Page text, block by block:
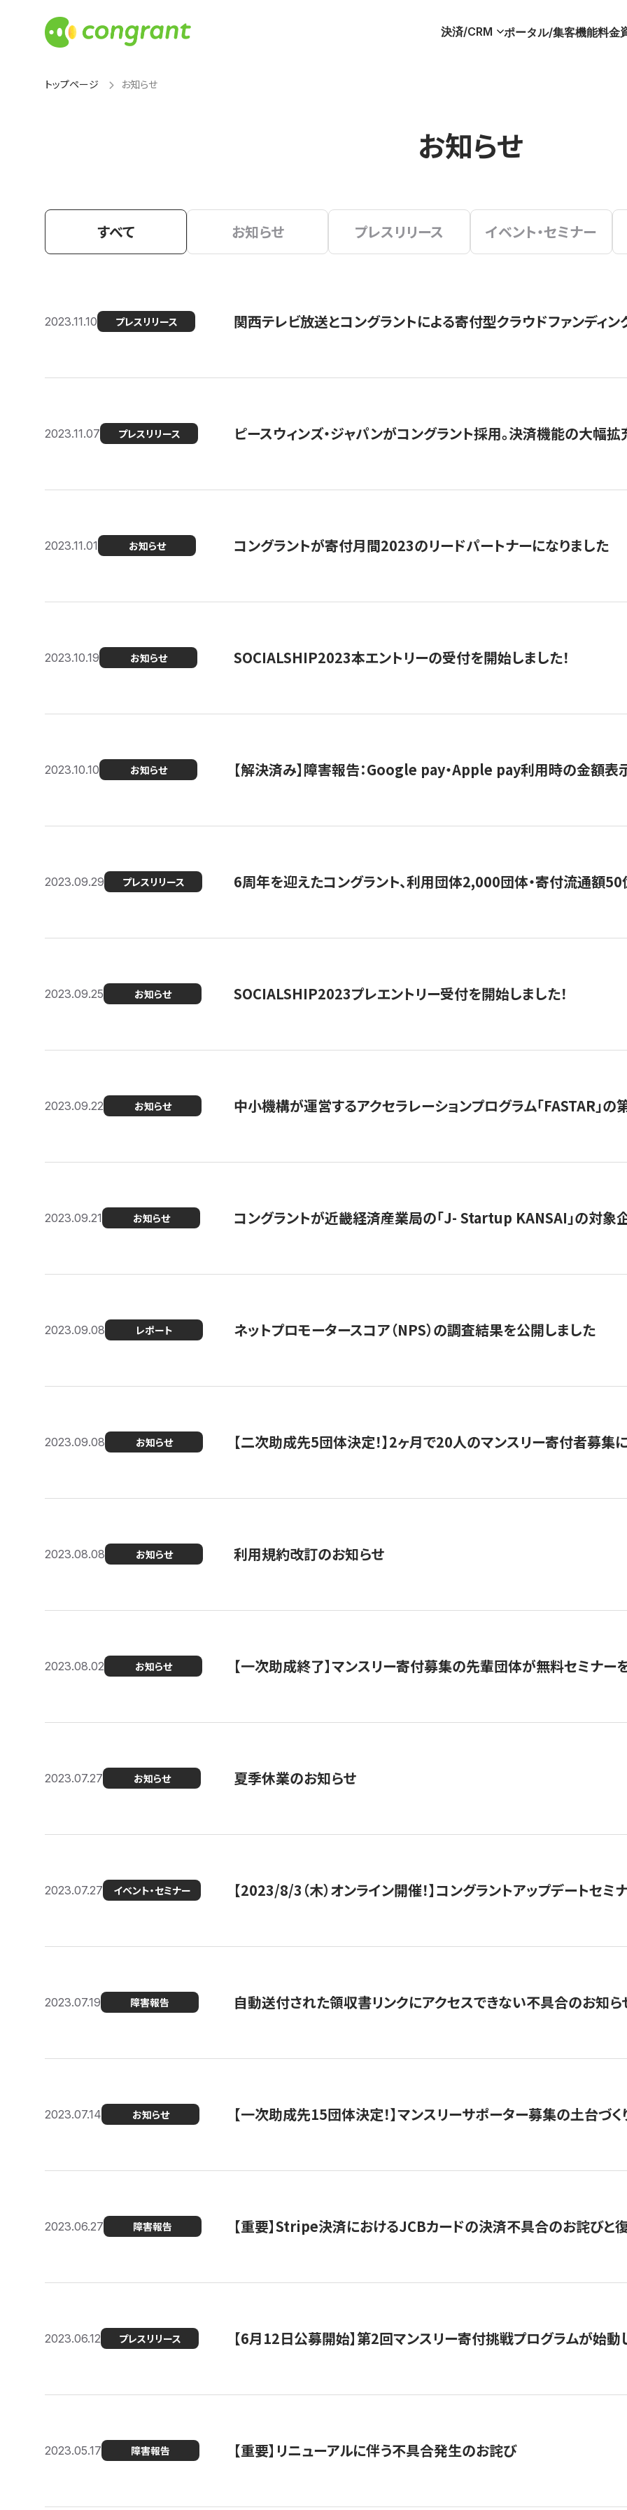
決済/CRM ポータル/集客機能料金
トップページ お知らせ
お知らせ
すべて お知らせ プレスリリース イベント・セミナー
2023.11.10 プレスリリース 関西テレビ放送とコングラントによる寄付型クラウドファンディ
2023.11.07 プレスリリース ピースウィンズ・ジャパンがコングラント採用。決済機能の大幅
2023.11.01 お知らせ コングラントが寄付月間2023のリードパートナーになりました
2023.10.19 お知らせ SOCIALSHIP2023本エントリーの受付を開始しました！
2023.10.10 お知らせ 【解決済み】障害報告：Google pay・Apple pay利用時の金額表
2023.09.29 プレスリリース 6周年を迎えたコングラント、利用団体2,000団体・寄付流通額50
2023.09.25 お知らせ SOCIALSHIP2023プレエントリー受付を開始しました！
2023.09.22 お知らせ 中小機構が運営するアクセラレーションプログラム「FASTAR」
2023.09.21 お知らせ コングラントが近畿経済産業局の「J- Startup KANSAI」の対象
2023.09.08 レポート ネットプロモータースコア（NPS）の調査結果を公開しました
2023.09.08 お知らせ 【二次助成先5団体決定！】2ヶ月で20人のマンスリー寄付者募集
2023.08.08 お知らせ 利用規約改訂のお知らせ
2023.08.02 お知らせ 【一次助成終了】マンスリー寄付募集の先輩団体が無料セミナー
2023.07.27 お知らせ 夏季休業のお知らせ
2023.07.27 イベント・セミナー 【2023/8/3（木）オンライン開催！】コングラントアップデートセ
2023.07.19 障害報告 自動送付された領収書リンクにアクセスできない不具合のお知ら
2023.07.14 お知らせ 【一次助成先15団体決定！】マンスリーサポーター募集の土台づ
2023.06.27 障害報告 【重要】Stripe決済におけるJCBカードの決済不具合のお詫びと
2023.06.12 プレスリリース 【6月12日公募開始】第2回マンスリー寄付挑戦プログラムが始動
2023.05.17 障害報告 【重要】リニューアルに伴う不具合発生のお詫び